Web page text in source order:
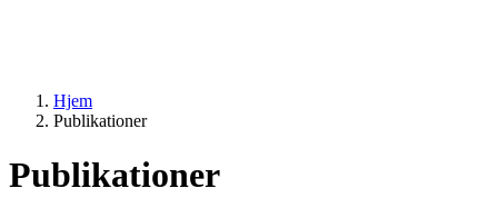
Hjem
Publikationer
Publikationer